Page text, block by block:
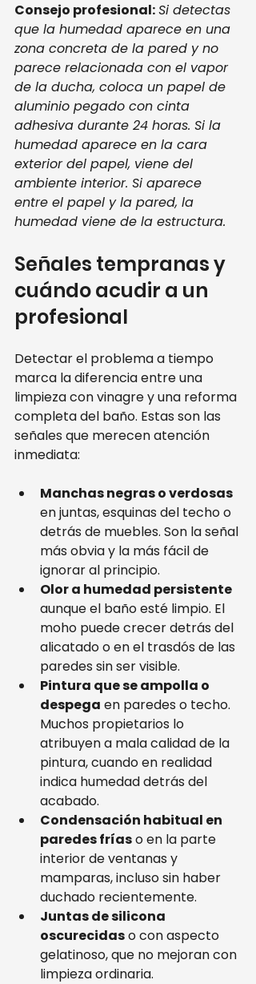
Consejo profesional:Si detectas
que la humedad aparece en una
zona concreta de la pared y no
parece relacionada con el vapor
de la ducha, coloca un papel de
aluminio pegado con cinta
adhesiva durante 24 horas. Si la
humedad aparece en la cara
exterior del papel, viene del
ambiente interior. Si aparece
entre el papel y la pared, la
humedad viene de la estructura.
Señales tempranas y
cuándo acudir a un
profesional
Detectar el problema a tiempo
marca la diferencia entre una
limpieza con vinagre y una reforma
completa del baño. Estas son las
señales que merecen atención
inmediata:
Manchas negras o verdosas
en juntas, esquinas del techo o
detrás de muebles. Son la señal
más obvia y la más fácil de
ignorar al principio.
Olor a humedad persistente
aunque el baño esté limpio. El
moho puede crecer detrás del
alicatado o en el trasdós de las
paredes sin ser visible.
Pintura que se ampolla o
despega en paredes o techo.
Muchos propietarios lo
atribuyen a mala calidad de la
pintura, cuando en realidad
indica humedad detrás del
acabado.
Condensación habitual en
paredes frías o en la parte
interior de ventanas y
mamparas, incluso sin haber
duchado recientemente.
Juntas de silicona
oscurecidas o con aspecto
gelatinoso, que no mejoran con
limpieza ordinaria.